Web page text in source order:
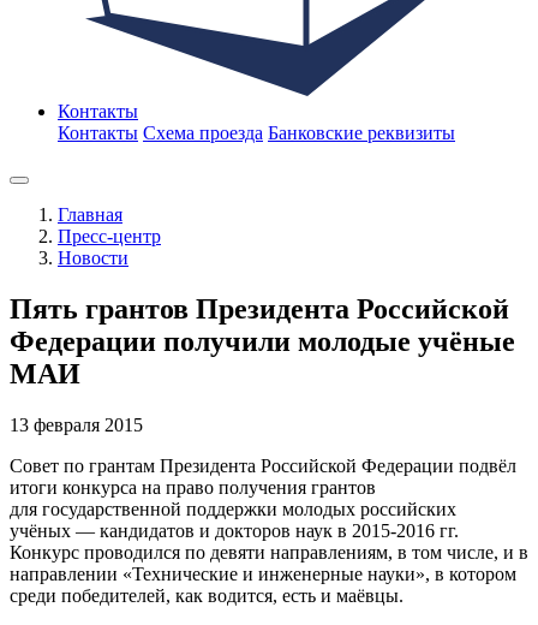
Контакты
Контакты Схема проезда Банковские реквизиты
Главная
Пресс-центр
Новости
Пять грантов Президента Российской
Федерации получили молодые учёные
МАИ
13 февраля 2015
Совет по грантам Президента Российской Федерации подвёл
итоги конкурса на право получения грантов
для государственной поддержки молодых российских
учёных — кандидатов и докторов наук в 2015-2016 гг.
Конкурс проводился по девяти направлениям, в том числе, и в
направлении «Технические и инженерные науки», в котором
среди победителей, как водится, есть и маёвцы.